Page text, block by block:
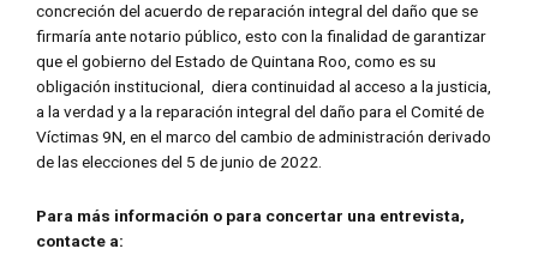
concreción del acuerdo de reparación integral del daño que se
firmaría ante notario público, esto con la finalidad de garantizar
que el gobierno del Estado de Quintana Roo, como es su
obligación institucional, diera continuidad al acceso a la justicia,
a la verdad y a la reparación integral del daño para el Comité de
Víctimas 9N, en el marco del cambio de administración derivado
de las elecciones del 5 de junio de 2022.
Para más información o para concertar una entrevista,
contacte a: